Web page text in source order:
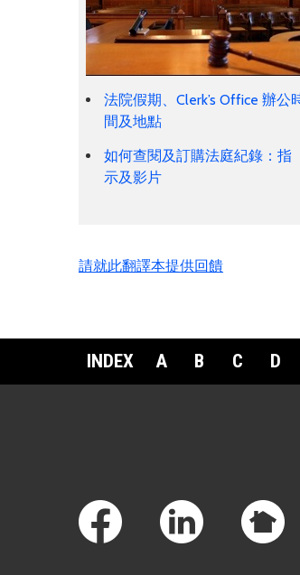
法院假期、Clerk’s Office 辦公
間及地點
如何查閱及訂購法庭紀錄：指
示及影片
請就此翻譯本提供回饋
INDEX A B C D